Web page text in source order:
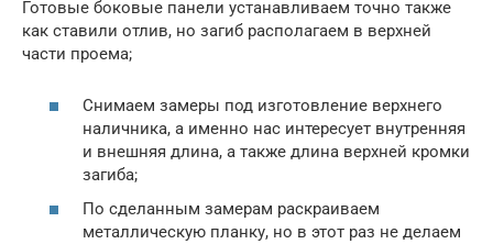
Готовые боковые панели устанавливаем точно также
как ставили отлив, но загиб располагаем в верхней
части проема;
Снимаем замеры под изготовление верхнего
наличника, а именно нас интересует внутренняя
и внешняя длина, а также длина верхней кромки
загиба;
По сделанным замерам раскраиваем
металлическую планку, но в этот раз не делаем